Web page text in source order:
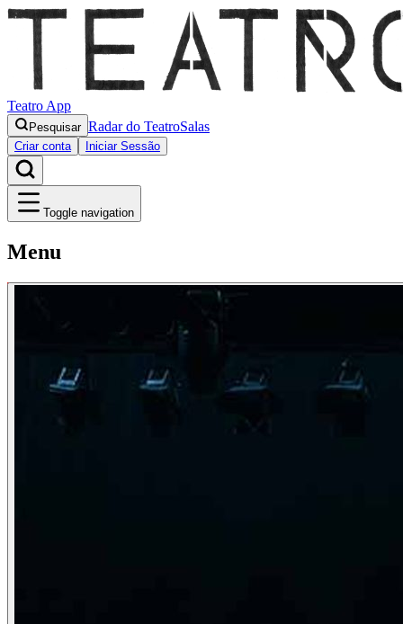
Teatro App
Pesquisar Radar do TeatroSalas
Criar conta Iniciar Sessão
Toggle navigation
Menu